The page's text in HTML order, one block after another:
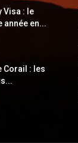
Visa : le
année en...
Corail : les